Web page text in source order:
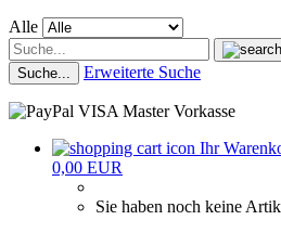
Alle
Suche... Erweiterte Suche
Ihr
0,00 EUR
Sie haben noch keine